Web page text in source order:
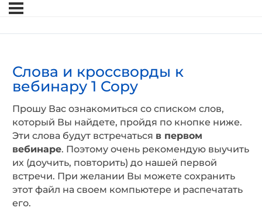
Слова и кроссворды к
вебинару 1 Copy
Прошу Вас ознакомиться со списком слов,
который Вы найдете, пройдя по кнопке ниже.
Эти слова будут встречаться в первом
вебинаре. Поэтому очень рекомендую выучить
их (доучить, повторить) до нашей первой
встречи. При желании Вы можете сохранить
этот файл на своем компьютере и распечатать
его.